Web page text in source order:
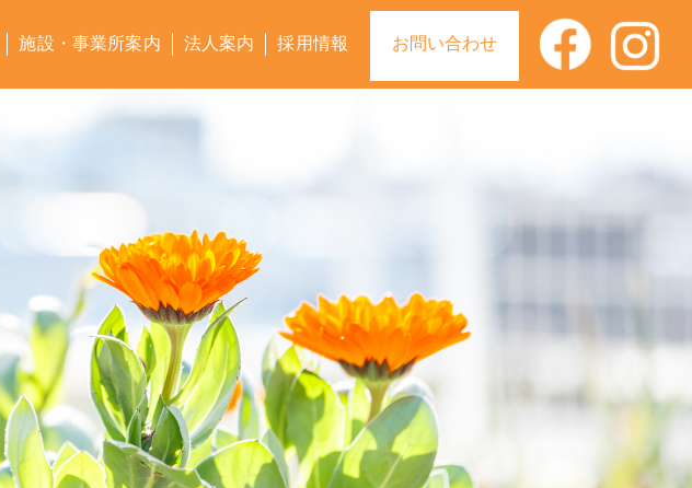
お問い合わせ
施設・事業所案内 法人案内 採用情報